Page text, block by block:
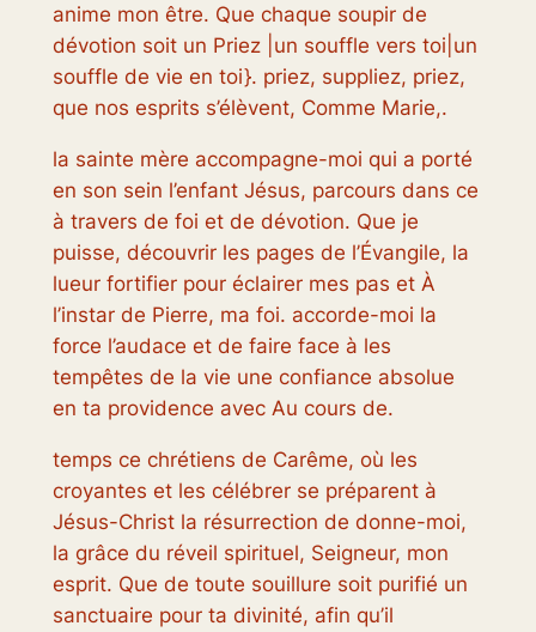
anime mon être. Que chaque soupir de
dévotion soit un Priez |un souffle vers toi|un
souffle de vie en toi}. priez, suppliez, priez,
que nos esprits s’élèvent, Comme Marie,.
la sainte mère accompagne-moi qui a porté
en son sein l’enfant Jésus, parcours dans ce
à travers de foi et de dévotion. Que je
puisse, découvrir les pages de l’Évangile, la
lueur fortifier pour éclairer mes pas et À
l’instar de Pierre, ma foi. accorde-moi la
force l’audace et de faire face à les
tempêtes de la vie une confiance absolue
en ta providence avec Au cours de.
temps ce chrétiens de Carême, où les
croyantes et les célébrer se préparent à
Jésus-Christ la résurrection de donne-moi,
la grâce du réveil spirituel, Seigneur, mon
esprit. Que de toute souillure soit purifié un
sanctuaire pour ta divinité, afin qu’il